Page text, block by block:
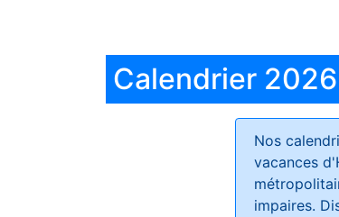
Calendrier
Nos
vacances
impaires.